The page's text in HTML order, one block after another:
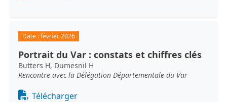
Date :février 2026
Portrait du Var : constats et chiffres clés
Butters H, Dumesnil H
Rencontre avec la Délégation Départementale du Var
Document
Télécharger